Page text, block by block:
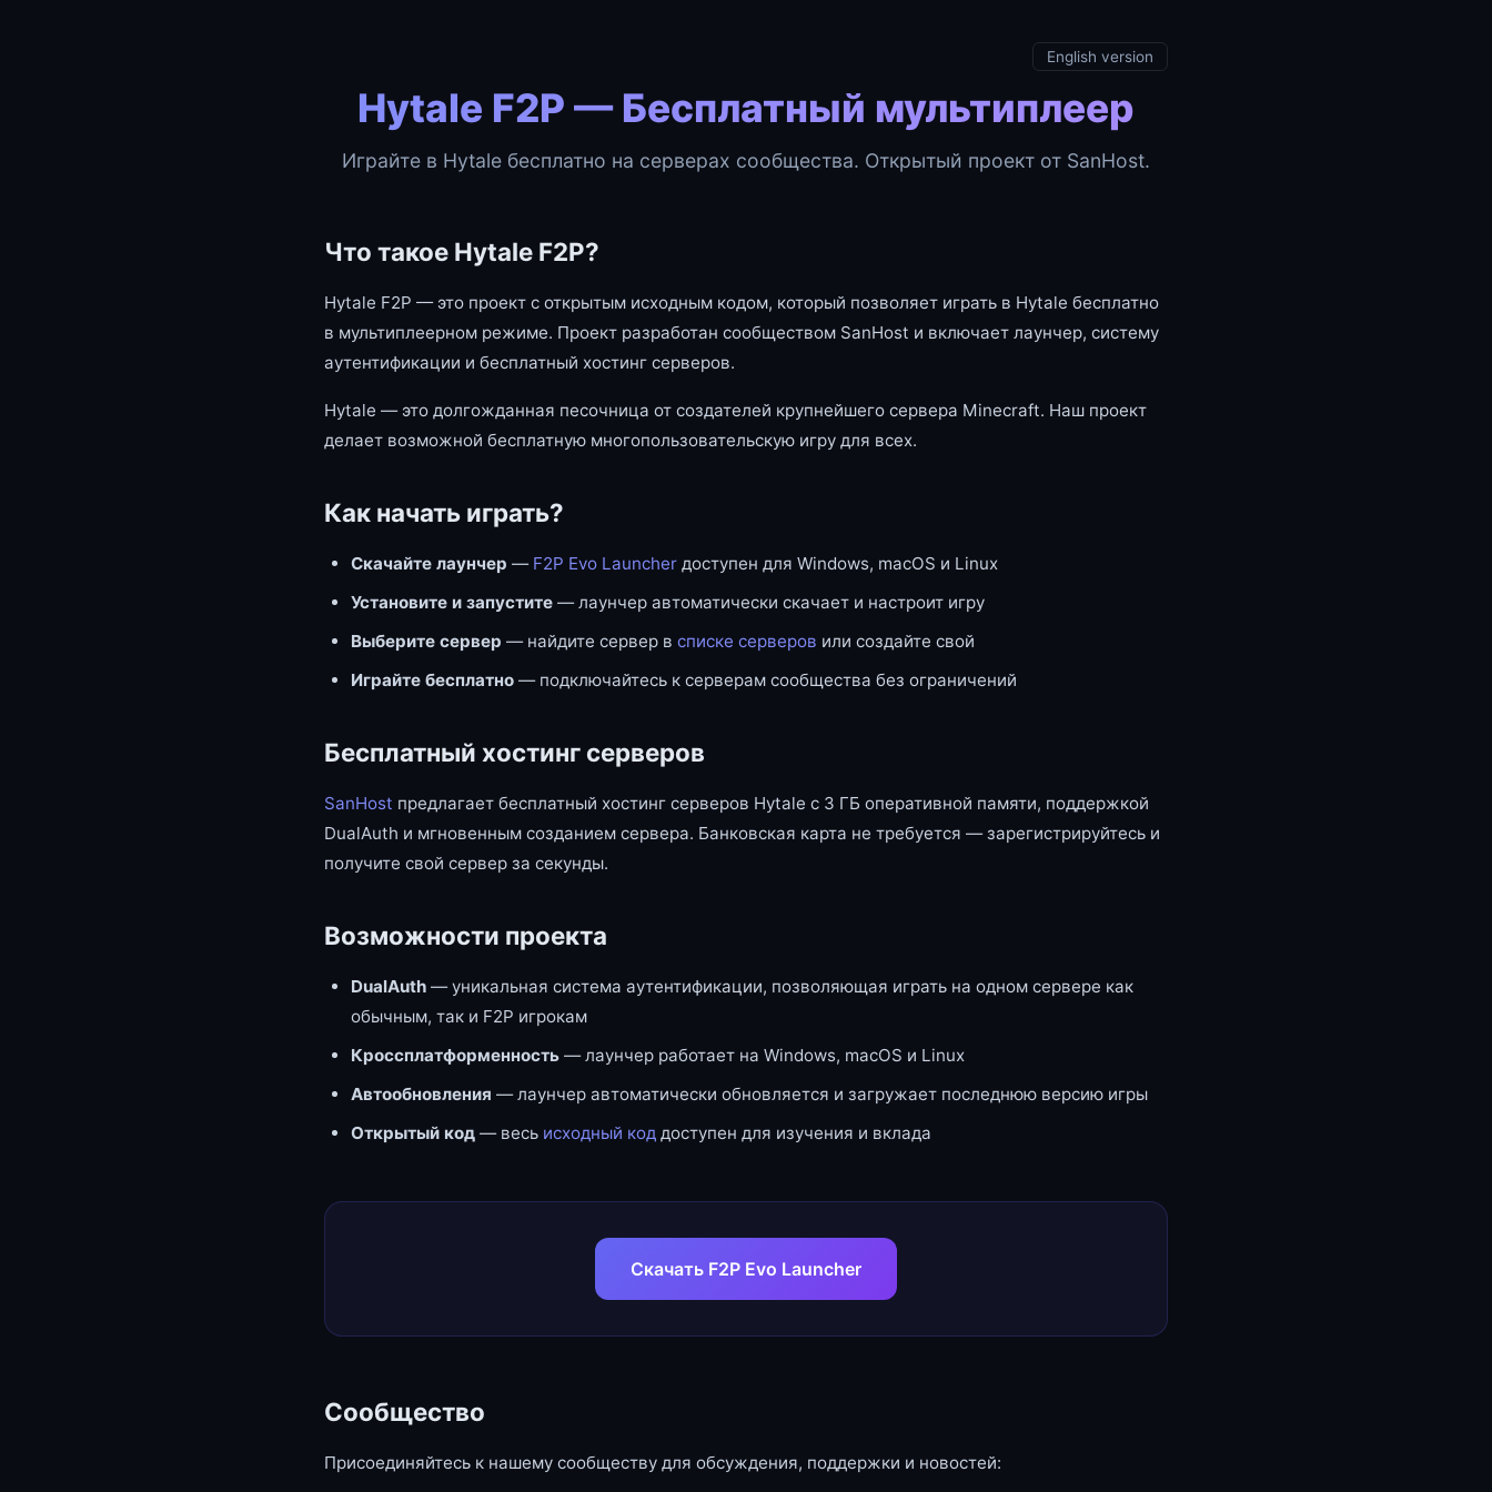
English version
Hytale F2P — Бесплатный мультиплеер
Играйте в Hytale бесплатно на серверах сообщества. Открытый проект от SanHost.
Что такое Hytale F2P?
Hytale F2P — это проект с открытым исходным кодом, который позволяет играть в Hytale бесплатно
в мультиплеерном режиме. Проект разработан сообществом SanHost и включает лаунчер, систему
аутентификации и бесплатный хостинг серверов.
Hytale — это долгожданная песочница от создателей крупнейшего сервера Minecraft. Наш проект
делает возможной бесплатную многопользовательскую игру для всех.
Как начать играть?
Скачайте лаунчер — F2P Evo Launcher доступен для Windows, macOS и Linux
Установите и запустите — лаунчер автоматически скачает и настроит игру
Выберите сервер — найдите сервер в списке серверов или создайте свой
Играйте бесплатно — подключайтесь к серверам сообщества без ограничений
Бесплатный хостинг серверов
SanHost предлагает бесплатный хостинг серверов Hytale с 3 ГБ оперативной памяти, поддержкой
DualAuth и мгновенным созданием сервера. Банковская карта не требуется — зарегистрируйтесь и
получите свой сервер за секунды.
Возможности проекта
DualAuth — уникальная система аутентификации, позволяющая играть на одном сервере как
обычным, так и F2P игрокам
Кроссплатформенность — лаунчер работает на Windows, macOS и Linux
Автообновления — лаунчер автоматически обновляется и загружает последнюю версию игры
Открытый код — весь исходный код доступен для изучения и вклада
Скачать F2P Evo Launcher
Сообщество
Присоединяйтесь к нашему сообществу для обсуждения, поддержки и новостей: